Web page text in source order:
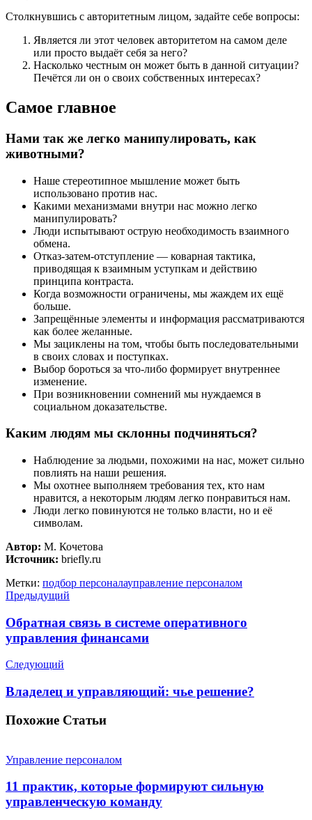
Столкнувшись с авторитетным лицом, задайте себе вопросы:
Является ли этот человек авторитетом на самом деле
или просто выдаёт себя за него?
Насколько честным он может быть в данной ситуации?
Печётся ли он о своих собственных интересах?
Самое главное
Нами так же легко манипулировать, как
животными?
Наше стереотипное мышление может быть
использовано против нас.
Какими механизмами внутри нас можно легко
манипулировать?
Люди испытывают острую необходимость взаимного
обмена.
Отказ-затем-отступление — коварная тактика,
приводящая к взаимным уступкам и действию
принципа контраста.
Когда возможности ограничены, мы жаждем их ещё
больше.
Запрещённые элементы и информация рассматриваются
как более желанные.
Мы зациклены на том, чтобы быть последовательными
в своих словах и поступках.
Выбор бороться за что-либо формирует внутреннее
изменение.
При возникновении сомнений мы нуждаемся в
социальном доказательстве.
Каким людям мы склонны подчиняться?
Наблюдение за людьми, похожими на нас, может сильно
повлиять на наши решения.
Мы охотнее выполняем требования тех, кто нам
нравится, а некоторым людям легко понравиться нам.
Люди легко повинуются не только власти, но и её
символам.
Автор: М. Кочетова
Источник: briefly.ru
Метки: подбор персоналауправление персоналом
Предыдущий
Обратная связь в системе оперативного
управления финансами
Следующий
Владелец и управляющий: чье решение?
Похожие Статьи
Управление персоналом
11 практик, которые формируют сильную
управленческую команду